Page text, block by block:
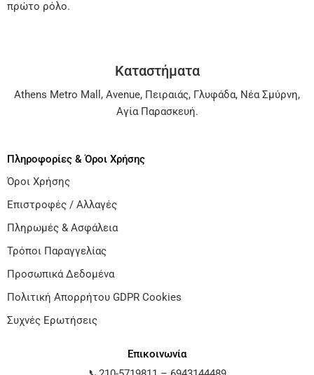
πρώτο ρόλο.
Καταστήματα
Athens Metro Mall , Avenue, Πειραιάς, Γλυφάδα, Νέα Σμύρνη,
Αγία Παρασκευή.
Πληροφορίες & Όροι Χρήσης
Όροι Χρήσης
Επιστροφές / Αλλαγές
Πληρωμές & Ασφάλεια
Τρόποι Παραγγελίας
Προσωπικά Δεδομένα
Πολιτική Απορρήτου GDPR Cookies
Συχνές Ερωτήσεις
Επικοινωνία